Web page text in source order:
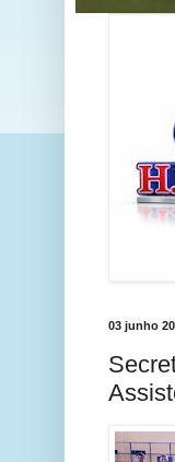
03 junho